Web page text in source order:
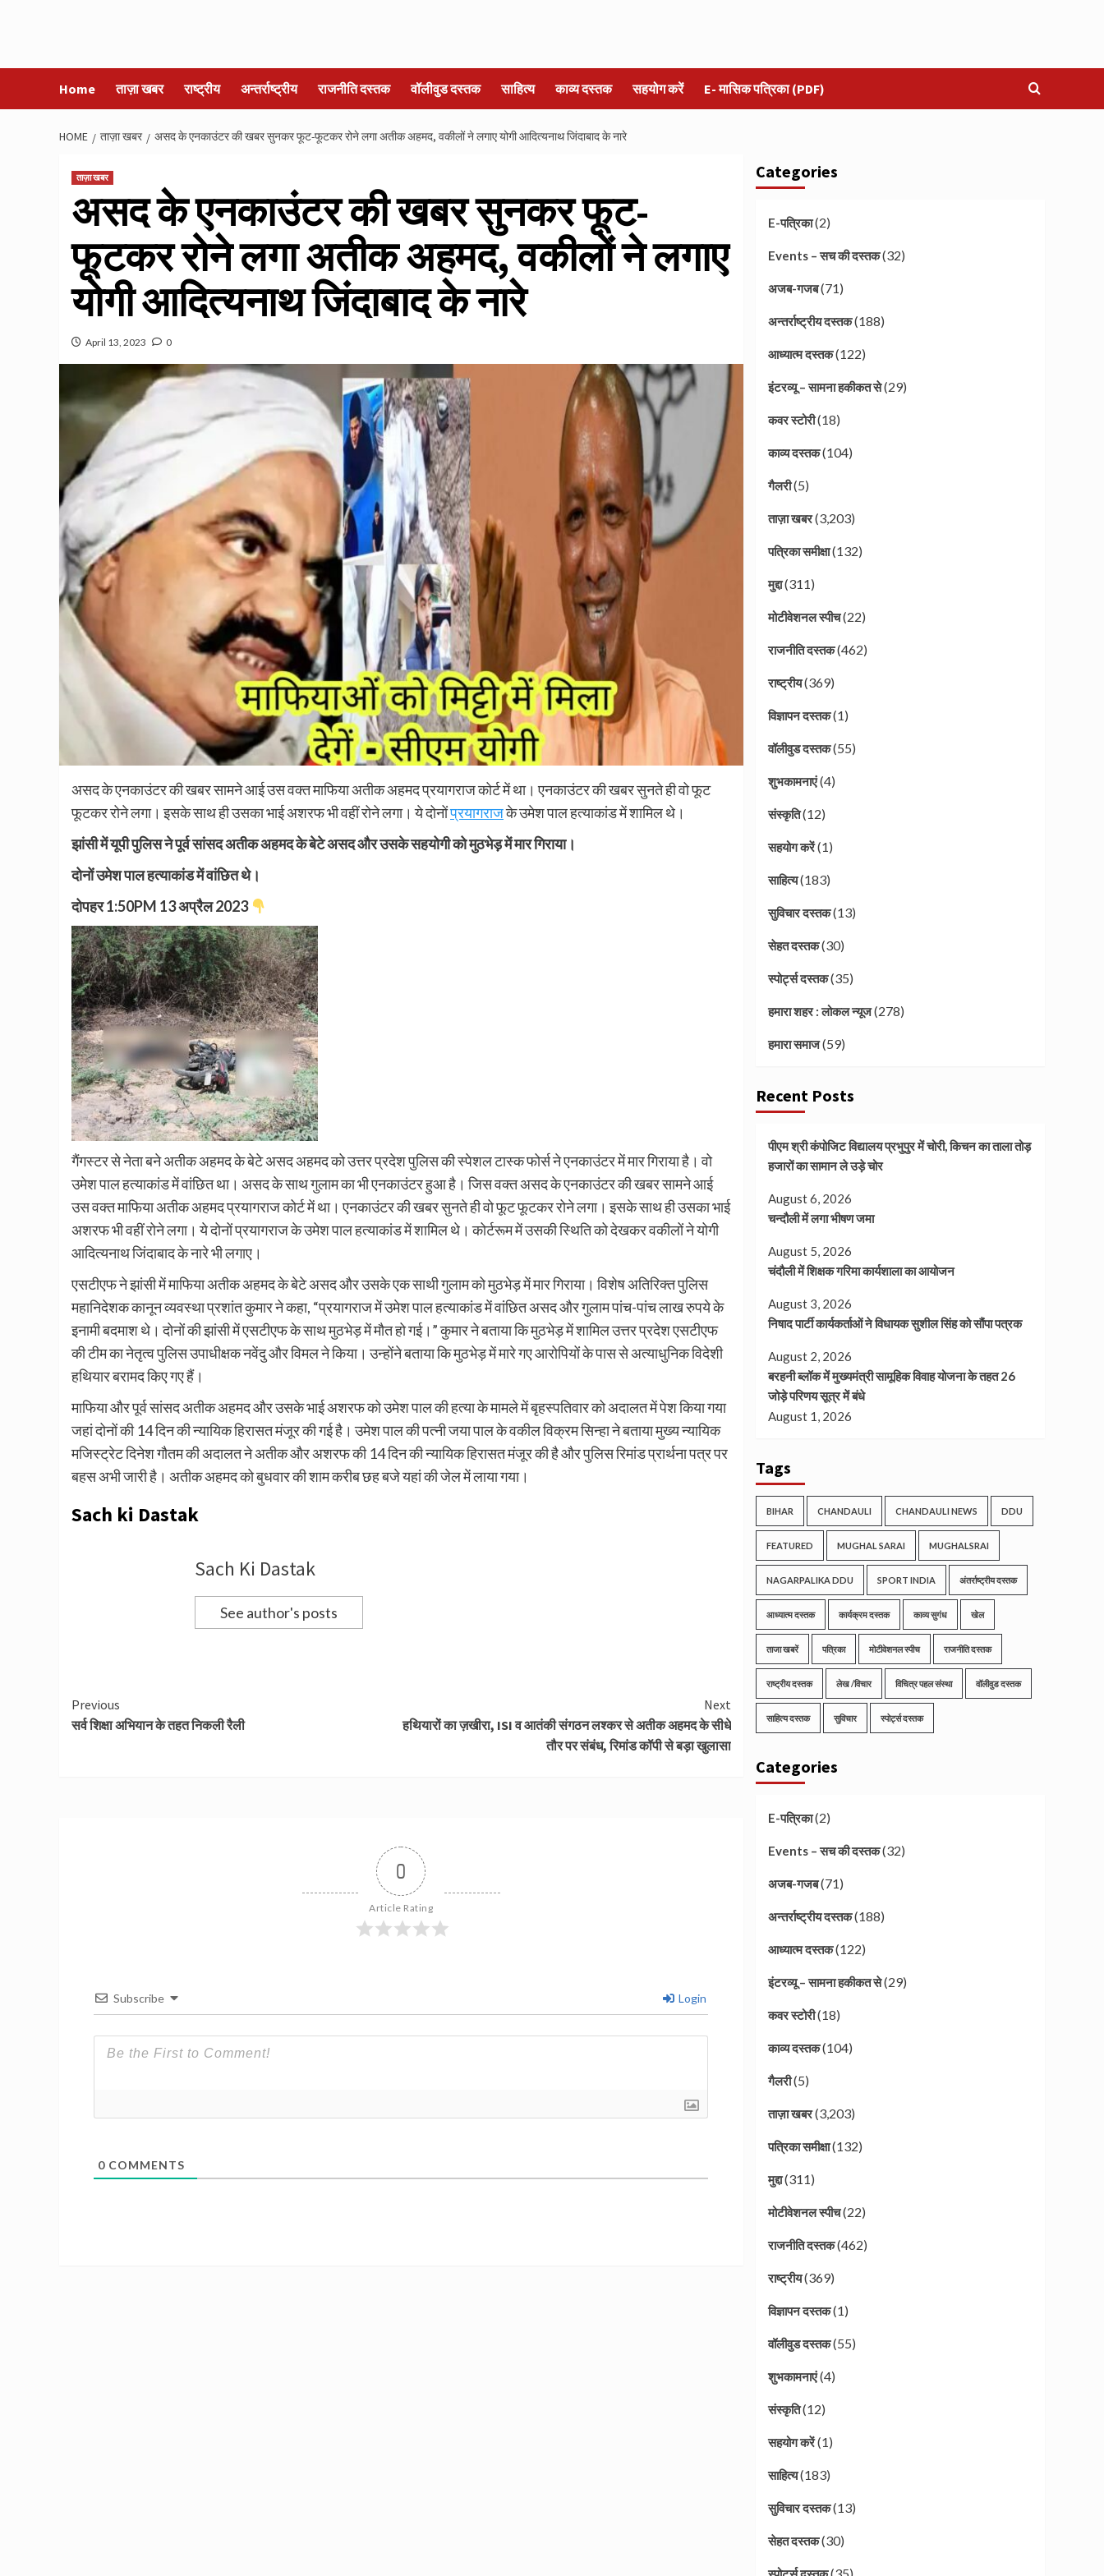
Home ताज़ा खबर राष्ट्रीय अन्तर्राष्ट्रीय राजनीति दस्तक वॉलीवुड दस्तक साहित्य काव्य दस्तक सहयोग करें E- मासिक पत्रिका (PDF)
HOME ताज़ा खबर असद के एनकाउंटर की खबर सुनकर फूट-फूटकर रोने लगा अतीक अहमद, वकीलों ने लगाए योगी आदित्यनाथ जिंदाबाद के नारे
ताज़ा खबर
असद के एनकाउंटर की खबर सुनकर फूट-
फूटकर रोने लगा अतीक अहमद, वकीलों ने लगाए
योगी आदित्यनाथ जिंदाबाद के नारे
April 13, 2023 0
असद के एनकाउंटर की खबर सामने आई उस वक्त माफिया अतीक अहमद प्रयागराज कोर्ट में था। एनकाउंटर की खबर सुनते ही वो फूट
फूटकर रोने लगा। इसके साथ ही उसका भाई अशरफ भी वहीं रोने लगा। ये दोनोंप्रयागराजके उमेश पाल हत्याकांड में शामिल थे।
झांसी में यूपी पुलिस ने पूर्व सांसद अतीक अहमद के बेटे असद और उसके सहयोगी को मुठभेड़ में मार गिराया।
दोनों उमेश पाल हत्याकांड में वांछित थे।
दोपहर 1:50PM 13 अप्रैल 2023
गैंगस्टर से नेता बने अतीक अहमद के बेटे असद अहमद को उत्तर प्रदेश पुलिस की स्पेशल टास्क फोर्स ने एनकाउंटर में मार गिराया है। वो
उमेश पाल हत्याकांड में वांछित था। असद के साथ गुलाम का भी एनकाउंटर हुआ है। जिस वक्त असद के एनकाउंटर की खबर सामने आई
उस वक्त माफिया अतीक अहमद प्रयागराज कोर्ट में था। एनकाउंटर की खबर सुनते ही वो फूट फूटकर रोने लगा। इसके साथ ही उसका भाई
अशरफ भी वहीं रोने लगा। ये दोनों प्रयागराज के उमेश पाल हत्याकांड में शामिल थे। कोर्टरूम में उसकी स्थिति को देखकर वकीलों ने योगी
आदित्यनाथ जिंदाबाद के नारे भी लगाए।
एसटीएफ ने झांसी में माफिया अतीक अहमद के बेटे असद और उसके एक साथी गुलाम को मुठभेड़ में मार गिराया। विशेष अतिरिक्त पुलिस
महानिदेशक कानून व्‍यवस्‍था प्रशांत कुमार ने कहा, “प्रयागराज में उमेश पाल हत्‍याकांड में वांछित असद और गुलाम पांच-पांच लाख रुपये के
इनामी बदमाश थे। दोनों की झांसी में एसटीएफ के साथ मुठभेड़ में मौत हो गई।” कुमार ने बताया कि मुठभेड़ में शामिल उत्तर प्रदेश एसटीएफ
की टीम का नेतृत्व पुलिस उपाधीक्षक नवेंदु और विमल ने किया। उन्होंने बताया कि मुठभेड़ में मारे गए आरोपियों के पास से अत्‍याधुनिक विदेशी
हथियार बरामद किए गए हैं।
माफिया और पूर्व सांसद अतीक अहमद और उसके भाई अशरफ को उमेश पाल की हत्या के मामले में बृहस्पतिवार को अदालत में पेश किया गया
जहां दोनों की 14 दिन की न्यायिक हिरासत मंजूर की गई है। उमेश पाल की पत्नी जया पाल के वकील विक्रम सिन्हा ने बताया मुख्य न्यायिक
मजिस्ट्रेट दिनेश गौतम की अदालत ने अतीक और अशरफ की 14 दिन की न्यायिक हिरासत मंजूर की है और पुलिस रिमांड प्रार्थना पत्र पर
बहस अभी जारी है। अतीक अहमद को बुधवार की शाम करीब छह बजे यहां की जेल में लाया गया।
Sach ki Dastak
Sach Ki Dastak
See author's posts
Continue
Reading
Previous
सर्व शिक्षा अभियान के तहत निकली रैली
Next
हथियारों का ज़खीरा, ISI व आतंकी संगठन लश्कर से अतीक अहमद के सीधे
तौर पर संबंध, रिमांड कॉपी से बड़ा खुलासा
0
Article Rating
Subscribe Login
0 COMMENTS
Categories
E-पत्रिका(2)
Events – सच की दस्तक(32)
अजब-गजब(71)
अन्तर्राष्ट्रीय दस्तक(188)
आध्यात्म दस्तक(122)
इंटरव्यू – सामना हकीकत से(29)
कवर स्टोरी(18)
काव्य दस्तक(104)
गैलरी(5)
ताज़ा खबर(3,203)
पत्रिका समीक्षा(132)
मुद्दा(311)
मोटीवेशनल स्पीच(22)
राजनीति दस्तक(462)
राष्ट्रीय(369)
विज्ञापन दस्तक(1)
वॉलीवुड दस्तक(55)
शुभकामनाएं(4)
संस्कृति(12)
सहयोग करें(1)
साहित्य(183)
सुविचार दस्तक(13)
सेहत दस्तक(30)
स्पोर्ट्स दस्तक(35)
हमारा शहर : लोकल न्यूज(278)
हमारा समाज(59)
Recent Posts
पीएम श्री कंपोजिट विद्यालय प्रभुपुर में चोरी, किचन का ताला तोड़
हजारों का सामान ले उड़े चोर
August 6, 2026
चन्दौली में लगा भीषण जमा
August 5, 2026
चंदौली में शिक्षक गरिमा कार्यशाला का आयोजन
August 3, 2026
निषाद पार्टी कार्यकर्ताओं ने विधायक सुशील सिंह को सौंपा पत्रक
August 2, 2026
बरहनी ब्लॉक में मुख्यमंत्री सामूहिक विवाह योजना के तहत 26
जोड़े परिणय सूत्र में बंधे
August 1, 2026
Tags
BIHAR CHANDAULI CHANDAULI NEWS DDU
FEATURED MUGHAL SARAI MUGHALSRAI
NAGARPALIKA DDU SPORT INDIA अंतर्राष्ट्रीय दस्तक
आध्यात्म दस्तक कार्यक्रम दस्तक काव्य सुगंध खेल
ताजा खबरें पत्रिका मोटीवेशनल स्पीच राजनीति दस्तक
राष्ट्रीय दस्तक लेख /विचार विचित्र पहल संस्था वॉलीवुड दस्तक
साहित्य दस्तक सुविचार स्पोर्ट्स दस्तक
Categories
E-पत्रिका(2)
Events – सच की दस्तक(32)
अजब-गजब(71)
अन्तर्राष्ट्रीय दस्तक(188)
आध्यात्म दस्तक(122)
इंटरव्यू – सामना हकीकत से(29)
कवर स्टोरी(18)
काव्य दस्तक(104)
गैलरी(5)
ताज़ा खबर(3,203)
पत्रिका समीक्षा(132)
मुद्दा(311)
मोटीवेशनल स्पीच(22)
राजनीति दस्तक(462)
राष्ट्रीय(369)
विज्ञापन दस्तक(1)
वॉलीवुड दस्तक(55)
शुभकामनाएं(4)
संस्कृति(12)
सहयोग करें(1)
साहित्य(183)
सुविचार दस्तक(13)
सेहत दस्तक(30)